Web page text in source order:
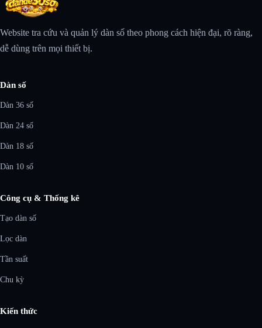
Website tra cứu và quản lý dàn số theo phong cách hiện đại, rõ ràng,
dễ dùng trên mọi thiết bị.
Dàn số
Dàn 36 số
Dàn 24 số
Dàn 18 số
Dàn 10 số
Công cụ & Thống kê
Tạo dàn số
Lọc dàn
Tần suất
Chu kỳ
Kiến thức